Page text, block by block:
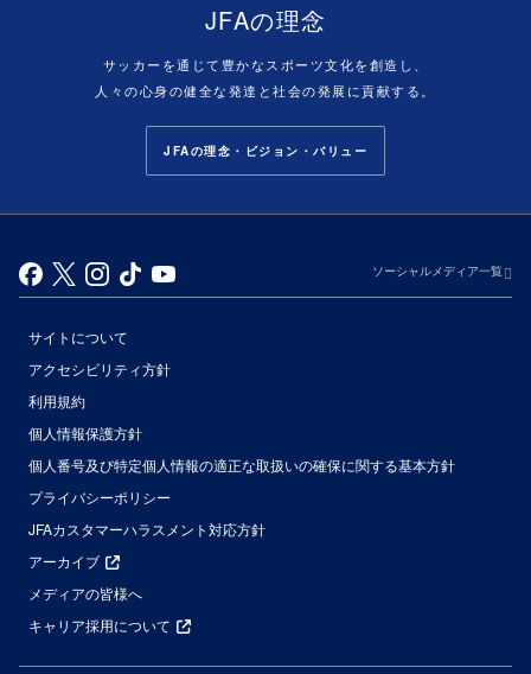
JFAの理念
サッカーを通じて豊かなスポーツ文化を創造し、
人々の心身の健全な発達と社会の発展に貢献する。
JFAの理念・ビジョン・バリュー
ソーシャルメディア一覧
サイトについて
アクセシビリティ方針
利用規約
個人情報保護方針
個人番号及び特定個人情報の適正な取扱いの確保に関する基本方針
プライバシーポリシー
JFAカスタマーハラスメント対応方針
アーカイブ
メディアの皆様へ
キャリア採用について